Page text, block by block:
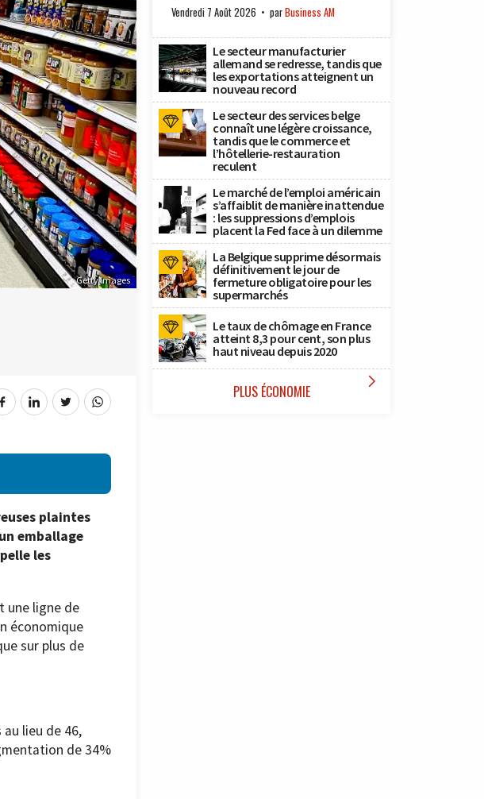
Getty Images
plaintes
emballage
les
une ligne de
économique
sur plus de
au lieu de 46,
de 34%
Vendredi 7 Août 2026 parBusiness AM
Le secteur manufacturier
allemand se redresse, tandis que
les exportations atteignent un
nouveau record
Le secteur des services belge
connaît une légère croissance,
tandis que le commerce et
l’hôtellerie-restauration
reculent
Le marché de l’emploi américain
s’affaiblit de manière inattendue
: les suppressions d’emplois
placent la Fed face à un dilemme
La Belgique supprime désormais
définitivement le jour de
fermeture obligatoire pour les
supermarchés
Le taux de chômage en France
atteint 8,3 pour cent, son plus
haut niveau depuis 2020
PLUS ÉCONOMIE 